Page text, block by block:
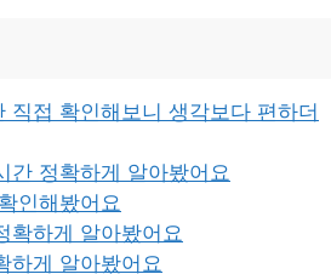
접 확인해보니 생각보다 편하더
간 정확하게 알아봤어요
인해봤어요
확하게 알아봤어요
하게 알아봤어요